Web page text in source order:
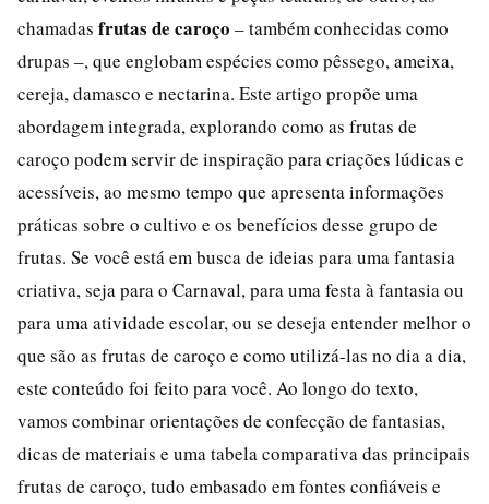
chamadas frutas de caroço – também conhecidas como
drupas –, que englobam espécies como pêssego, ameixa,
cereja, damasco e nectarina. Este artigo propõe uma
abordagem integrada, explorando como as frutas de
caroço podem servir de inspiração para criações lúdicas e
acessíveis, ao mesmo tempo que apresenta informações
práticas sobre o cultivo e os benefícios desse grupo de
frutas. Se você está em busca de ideias para uma fantasia
criativa, seja para o Carnaval, para uma festa à fantasia ou
para uma atividade escolar, ou se deseja entender melhor o
que são as frutas de caroço e como utilizá-las no dia a dia,
este conteúdo foi feito para você. Ao longo do texto,
vamos combinar orientações de confecção de fantasias,
dicas de materiais e uma tabela comparativa das principais
frutas de caroço, tudo embasado em fontes confiáveis e